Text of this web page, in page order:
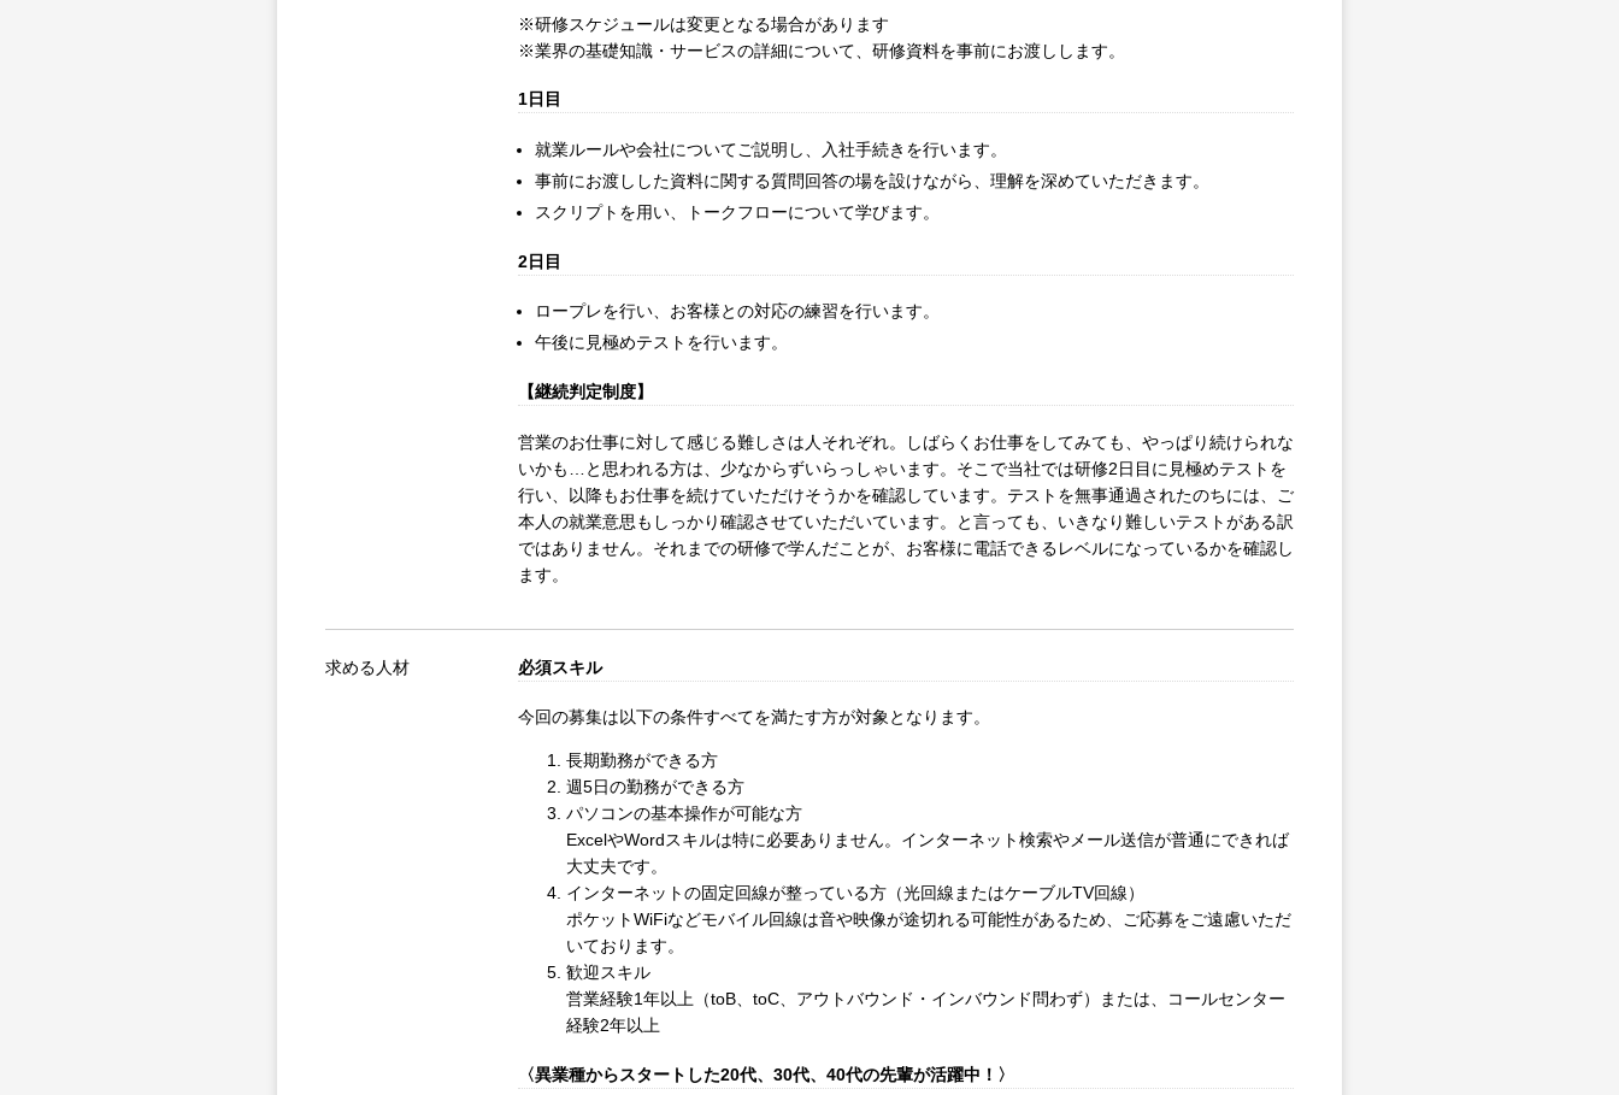
※研修スケジュールは変更となる場合があります
※業界の基礎知識・サービスの詳細について、研修資料を事前にお渡しします。
1日目
就業ルールや会社についてご説明し、入社手続きを行います。
事前にお渡しした資料に関する質問回答の場を設けながら、理解を深めていただきます。
スクリプトを用い、トークフローについて学びます。
2日目
ロープレを行い、お客様との対応の練習を行います。
午後に見極めテストを行います。
【継続判定制度】
営業のお仕事に対して感じる難しさは人それぞれ。しばらくお仕事をしてみても、やっぱり続けられな
いかも…と思われる方は、少なからずいらっしゃいます。そこで当社では研修2日目に見極めテストを
行い、以降もお仕事を続けていただけそうかを確認しています。テストを無事通過されたのちには、ご
本人の就業意思もしっかり確認させていただいています。と言っても、いきなり難しいテストがある訳
ではありません。それまでの研修で学んだことが、お客様に電話できるレベルになっているかを確認し
ます。
求める人材 必須スキル
今回の募集は以下の条件すべてを満たす方が対象となります。
長期勤務ができる方
週5日の勤務ができる方
パソコンの基本操作が可能な方
ExcelやWordスキルは特に必要ありません。インターネット検索やメール送信が普通にできれば
大丈夫です。
インターネットの固定回線が整っている方（光回線またはケーブルTV回線）
ポケットWiFiなどモバイル回線は音や映像が途切れる可能性があるため、ご応募をご遠慮いただ
いております。
歓迎スキル
営業経験1年以上（toB、toC、アウトバウンド・インバウンド問わず）または、コールセンター
経験2年以上
〈異業種からスタートした20代、30代、40代の先輩が活躍中！〉